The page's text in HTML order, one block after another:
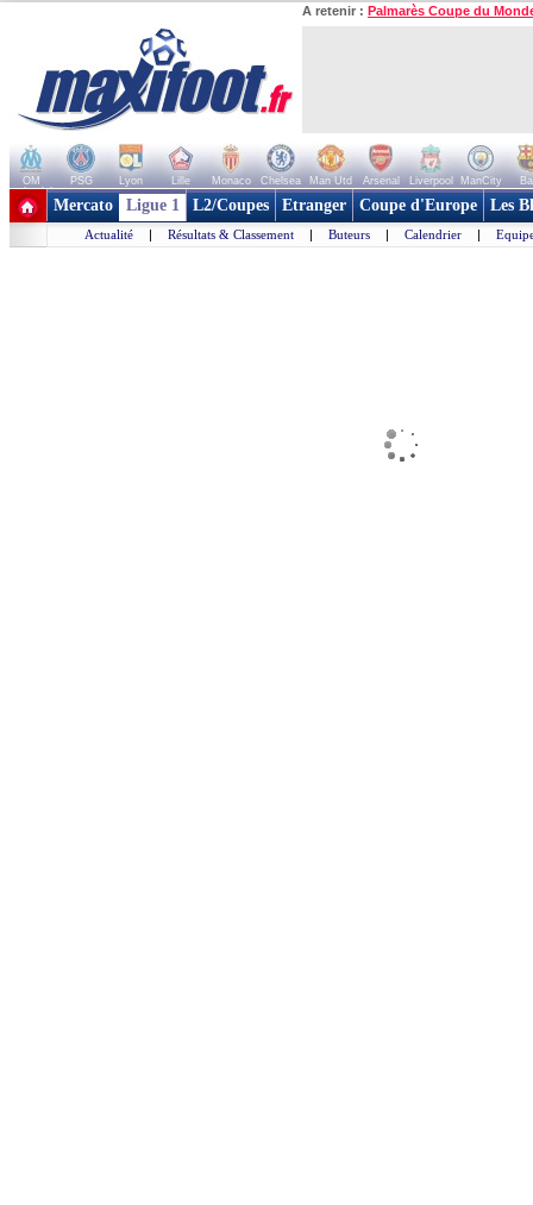
A retenir : Palmarès Coupe du
OM PSG Lyon Lille Monaco Chelsea Man Utd Arsenal Liverpool ManCity
+ de clubs
Mercato Ligue 1 L2/Coupes Etranger Coupe d'Europe Les
Actualité | Résultats & Classement | Buteurs | Calendrier |